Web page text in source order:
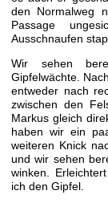
den Normalweg
Passage
Ausschnaufen
Wir sehen
Gipfelwächte.
entweder nach
zwischen den
Markus gleich
haben wir ein
weiteren Knick
und wir sehen
winken.
ich den Gipfel.